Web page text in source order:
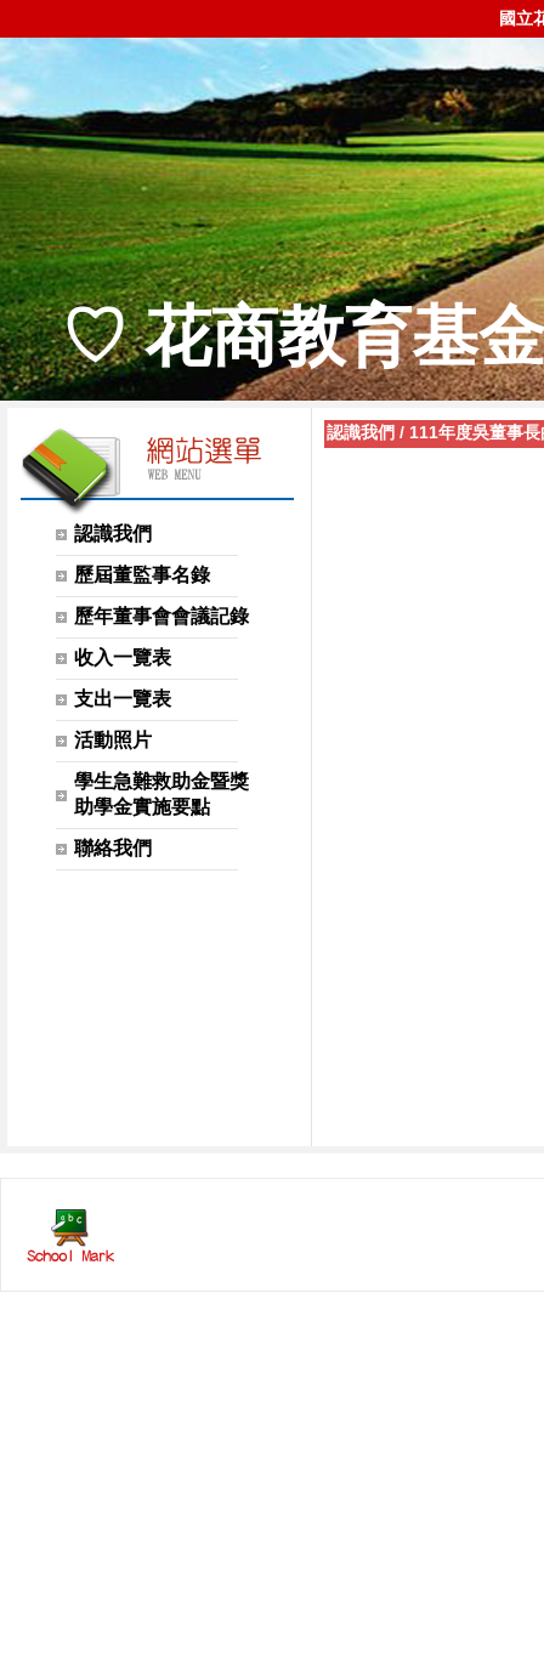
國立
♡ 花商教育基
認識我們
歷屆董監事名錄
歷年董事會會議記錄
收入一覽表
支出一覽表
活動照片
學生急難救助金暨獎
助學金實施要點
聯絡我們
認識我們 / 111年度吳董事長